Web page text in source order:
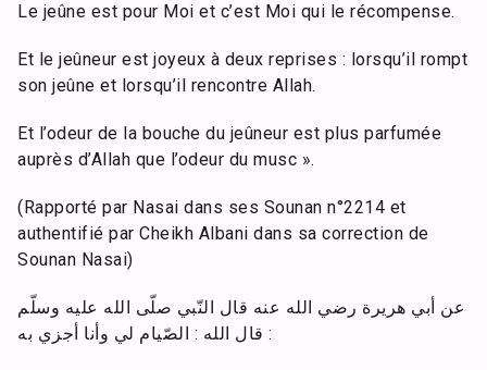
Le jeûne est pour Moi et c’est Moi qui le récompense.
Et le jeûneur est joyeux à deux reprises : lorsqu’il rompt
son jeûne et lorsqu’il rencontre Allah.
Et l’odeur de la bouche du jeûneur est plus parfumée
auprès d’Allah que l’odeur du musc ».
(Rapporté par Nasai dans ses Sounan n°2214 et
authentifié par Cheikh Albani dans sa correction de
Sounan Nasai)
عن أبي هريرة رضي الله عنه قال النّبي صلّى الله عليه وسلّم
: قال الله : الصّيام لي وأنا أجزي به